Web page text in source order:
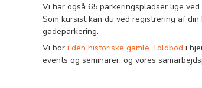
Vi har også 65 parkeringspladser lige
Som kursist kan du ved registrering af
gadeparkering.
Vi bor i den historiske gamle Toldbod i
events og seminarer, og vores